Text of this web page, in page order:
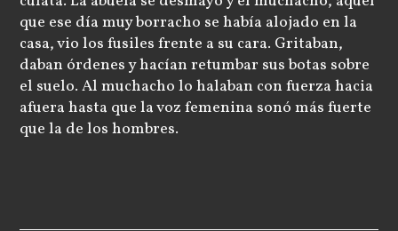
que ese día muy borracho se había alojado en la
casa, vio los fusiles frente a su cara. Gritaban,
daban órdenes y hacían retumbar sus botas sobre
el suelo. Al muchacho lo halaban con fuerza hacia
afuera hasta que la voz femenina sonó más fuerte
que la de los hombres.